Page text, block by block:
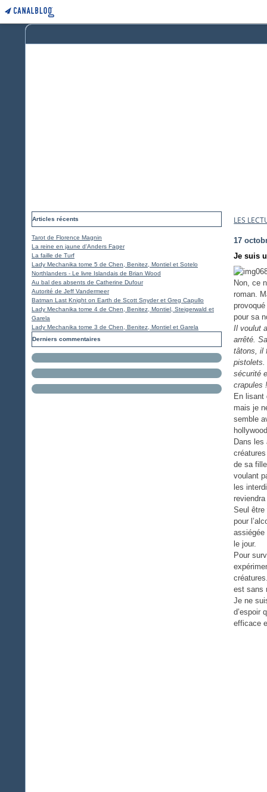
Articles récents
Tarot de Florence Magnin
La reine en jaune d'Anders Fager
La faille de Turf
Lady Mechanika tome 5 de Chen, Benitez, Montiel et Sotelo
Northlanders - Le livre Islandais de Brian Wood
Au bal des absents de Catherine Dufour
Autorité de Jeff Vandermeer
Batman Last Knight on Earth de Scott Snyder et Greg Capullo
Lady Mechanika tome 4 de Chen, Benitez, Montiel, Steigerwald et
Garela
Lady Mechanika tome 3 de Chen, Benitez, Montiel et Garela
Derniers commentaires
LES
17
Je suis
Non, ce
roman.
pour sa
Il voulut
arrêté.
tâtons, il
pistolets.
sécurité
crapules
En lisant
mais je
semble
Dans les
de sa
voulant
les
Seul
pour
assiégée
le jour.
Pour
est sans
Je ne
d’espoir
efficace